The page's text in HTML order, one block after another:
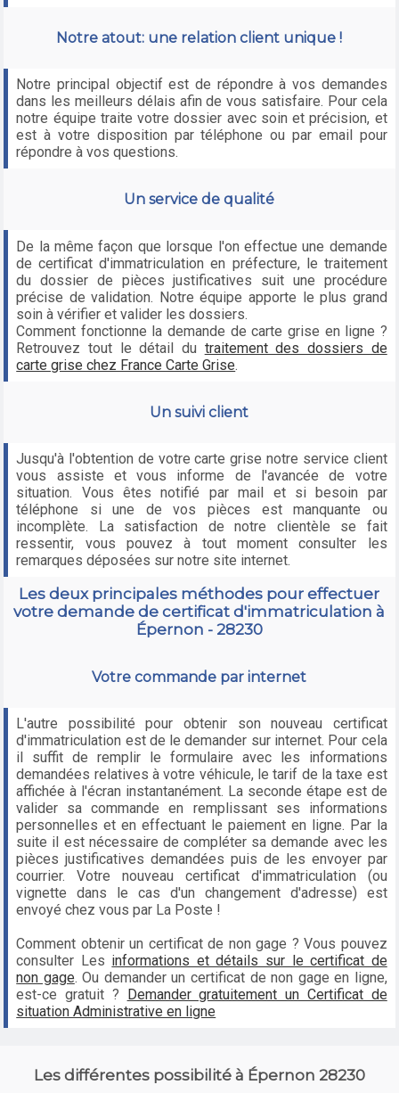
Notre atout: une relation client unique !
Notre principal objectif est de répondre à vos demandes
dans les meilleurs délais afin de vous satisfaire. Pour cela
notre équipe traite votre dossier avec soin et précision, et
est à votre disposition par téléphone ou par email pour
répondre à vos questions.
Un service de qualité
De la même façon que lorsque l'on effectue une demande
de certificat d'immatriculation en préfecture, le traitement
du dossier de pièces justificatives suit une procédure
précise de validation. Notre équipe apporte le plus grand
soin à vérifier et valider les dossiers.
Comment fonctionne la demande de carte grise en ligne ?
Retrouvez tout le détail du traitement des dossiers de
carte grise chez France Carte Grise.
Un suivi client
Jusqu'à l'obtention de votre carte grise notre service client
vous assiste et vous informe de l'avancée de votre
situation. Vous êtes notifié par mail et si besoin par
téléphone si une de vos pièces est manquante ou
incomplète. La satisfaction de notre clientèle se fait
ressentir, vous pouvez à tout moment consulter les
remarques déposées sur notre site internet.
Les deux principales méthodes pour effectuer
votre demande de certificat d'immatriculation à
Épernon - 28230
Votre commande par internet
L'autre possibilité pour obtenir son nouveau certificat
d'immatriculation est de le demander sur internet. Pour cela
il suffit de remplir le formulaire avec les informations
demandées relatives à votre véhicule, le tarif de la taxe est
affichée à l'écran instantanément. La seconde étape est de
valider sa commande en remplissant ses informations
personnelles et en effectuant le paiement en ligne. Par la
suite il est nécessaire de compléter sa demande avec les
pièces justificatives demandées puis de les envoyer par
courrier. Votre nouveau certificat d'immatriculation (ou
vignette dans le cas d'un changement d'adresse) est
envoyé chez vous par La Poste !
Comment obtenir un certificat de non gage ? Vous pouvez
consulter Les informations et détails sur le certificat de
non gage. Ou demander un certificat de non gage en ligne,
est-ce gratuit ?
Demander gratuitement un Certificat de
situation Administrative en ligne
Les différentes possibilité à Épernon 28230